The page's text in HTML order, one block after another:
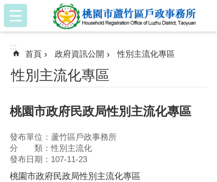
跳到主要內容區塊
:::
:::
首頁 政府資訊公開 性別主流化專區
性別主流化專區
桃園市政府民政局性別主流化專區
發布單位：蘆竹區戶政事務所
分 類：性別主流化
發布日期：107-11-23
桃園市政府民政局性別主流化專區